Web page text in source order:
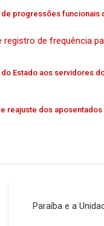
de progressões funcionais
de frequência
Estado aos servidores
reajuste dos
Paraíba e a